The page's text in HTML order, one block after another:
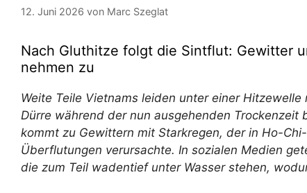
12. Juni 2026 von Marc Szeglat
Nach Gluthitze folgt die Sintflut: Gewitter
nehmen zu
Weite Teile Vietnams leiden unter einer
Dürre während der nun ausgehenden
kommt zu Gewittern mit Starkregen, der in Ho-
Überflutungen verursachte. In sozialen Medien
die zum Teil wadentief unter Wasser stehen,